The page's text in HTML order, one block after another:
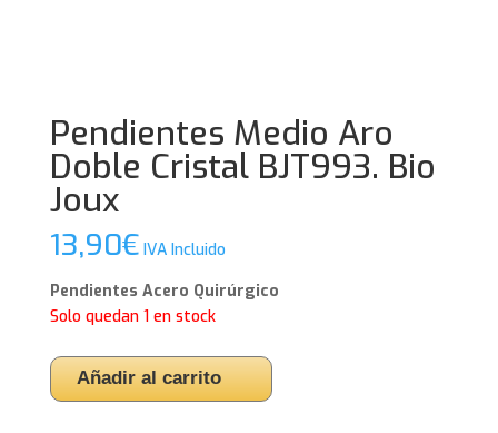
Pendientes Medio Aro
Doble Cristal BJT993. Bio
Joux
13,90€ IVA Incluido
Pendientes Acero Quirúrgico
Solo quedan 1 en stock
Pendientes
Medio
Añadir al carrito